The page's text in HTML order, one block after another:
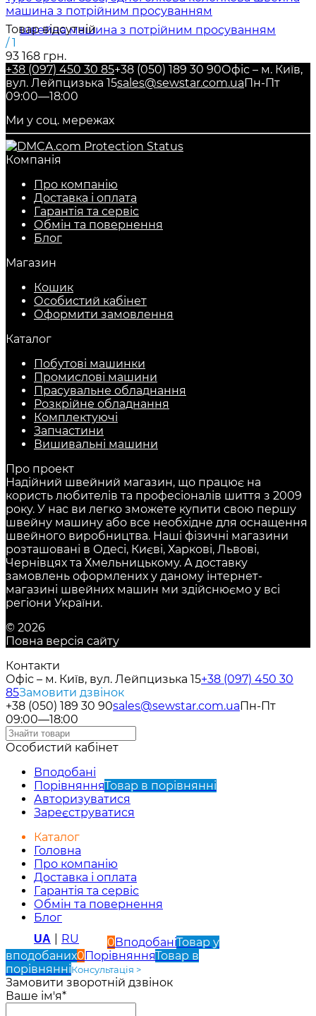
машина з потрійним просуванням
Товар відсутній
/ 1
93 168 грн.
+38 (097) 450 30 85+38 (050) 189 30 90Офіс – м. Київ,
вул. Лейпцизька 15sales@sewstar.com.uaПн-Пт
09:00—18:00
Ми у соц. мережах
Компанія
Про компанію
Доставка і оплата
Гарантія та сервіс
Обмін та повернення
Блог
Магазин
Кошик
Особистий кабінет
Оформити замовлення
Каталог
Побутові машинки
Промислові машини
Прасувальне обладнання
Розкрійне обладнання
Комплектуючі
Запчастини
Вишивальні машини
Про проект
Надійний швейний магазин, що працює на
користь любителів та професіоналів шиття з 2009
року. У нас ви легко зможете купити свою першу
швейну машину або все необхідне для оснащення
швейного виробництва. Наші фізичні магазини
розташовані в Одесі, Києві, Харкові, Львові,
Чернівцях та Хмельницькому. А доставку
замовлень оформлених у даному інтернет-
магазині швейних машин ми здійснюємо у всі
регіони України.
© 2026
Повна версія сайту
Контакти
Офіс – м. Київ, вул. Лейпцизька 15+38 (097) 450 30
85Замовити дзвінок
+38 (050) 189 30 90sales@sewstar.com.uaПн-Пт
09:00—18:00
Особистий кабінет
Вподобані
ПорівнянняТовар в порівнянні
Авторизуватися
Зареєструватися
Каталог
Головна
Про компанію
Доставка і оплата
Гарантія та сервіс
Обмін та повернення
Блог
UA RU 0ВподобаніТовар у
вподобаних0ПорівнянняТовар в
порівнянніКонсультація >
Замовити зворотній дзвінок
Ваше ім'я*